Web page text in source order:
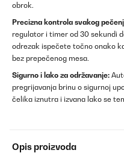
obrok.
Precizna kontrola svakog
regulator i timer od 30 sekundi
odrezak ispečete točno onako
bez prepečenog mesa.
Sigurno i lako za održavanje:
pregrijavanja brinu o sigurnoj
čelika iznutra i izvana lako se
Opis proizvoda